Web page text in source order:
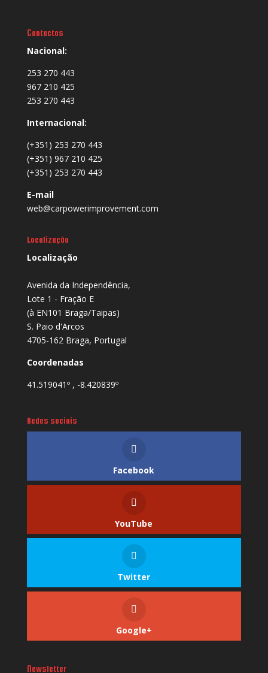
Contactos
Nacional:
253 270 443
967 210 425
253 270 443
Internacional:
(+351) 253 270 443
(+351) 967 210 425
(+351) 253 270 443
E-mail
web@carpowerimprovement.com
Localização
Localização
Avenida da Independência,
Lote 1 - Fração E
(à EN101 Braga/Taipas)
S. Paio d'Arcos
4705-162 Braga, Portugal
Coordenadas
41.519041º , -8.420839º
Redes sociais
Facebook
YouTube
Twitter
Google+
Newsletter